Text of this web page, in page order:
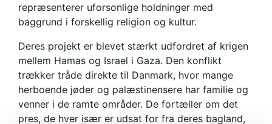
repræsenterer uforsonlige holdninger med
baggrund i forskellig religion og kultur.
Deres projekt er blevet stærkt udfordret af krigen
mellem Hamas og Israel i Gaza. Den konflikt
trækker tråde direkte til Danmark, hvor mange
herboende jøder og palæstinensere har familie og
venner i de ramte områder. De fortæller om det
pres, de hver især er udsat for fra deres bagland,